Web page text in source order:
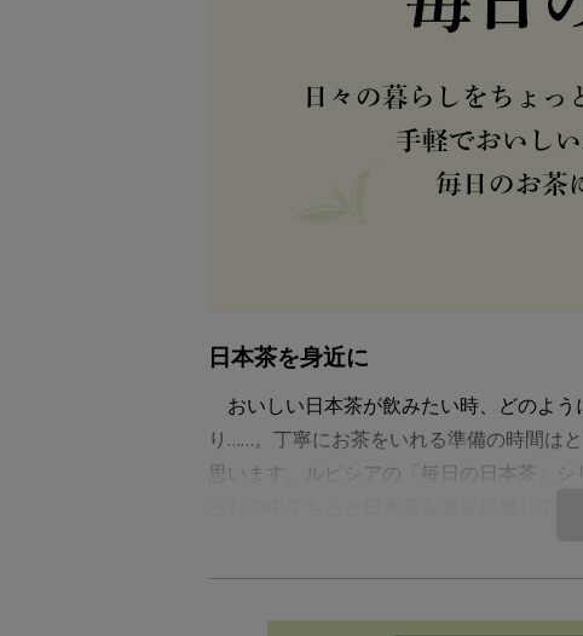
日本茶を身近に
おいしい日本茶が飲みたい時、どのよ
り……。丁寧にお茶をいれる準備の時間は
思います。ルピシアの「毎日の日本茶」
らしの中でもっと日本茶を身近に感じて
「毎日の日本茶」シリーズを作るにあた